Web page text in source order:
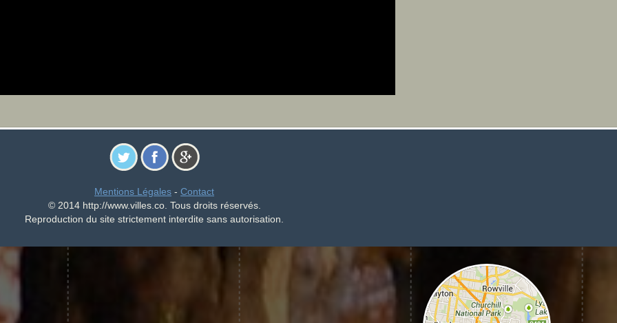
Mentions Légales - Contact
© 2014 http://www.villes.co. Tous droits réservés.
Reproduction du site strictement interdite sans autorisation.